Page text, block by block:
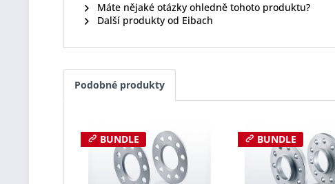
Máte nějaké otázky ohledně tohoto produktu?
Další produkty od Eibach
Podobné produkty
BUNDLE BUNDLE